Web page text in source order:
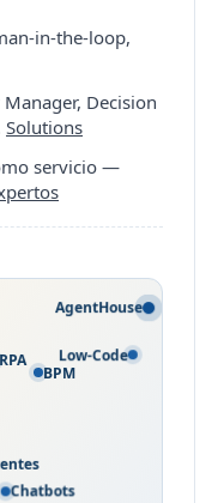
in-the-loop,
Decision
Solutions
servicio —
AgentHouse
BPM
Low-Code
Chatbots